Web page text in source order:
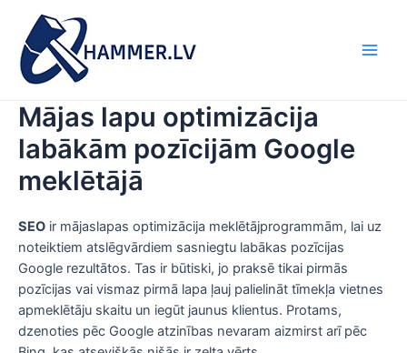
content
Mājas lapu optimizācija
labākām pozīcijām Google
meklētājā
SEO ir mājaslapas optimizācija meklētājprogrammām, lai uz
noteiktiem atslēgvārdiem sasniegtu labākas pozīcijas
Google rezultātos. Tas ir būtiski, jo praksē tikai pirmās
pozīcijas vai vismaz pirmā lapa ļauj palielināt tīmekļa vietnes
apmeklētāju skaitu un iegūt jaunus klientus. Protams,
dzenoties pēc Google atzinības nevaram aizmirst arī pēc